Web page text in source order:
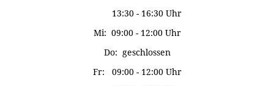
13:30 - 16:30 Uhr
Mi: 09:00 - 12:00 Uhr
Do: geschlossen
Fr: 09:00 - 12:00 Uhr